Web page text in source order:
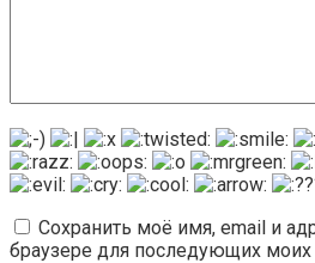
Сохранить моё имя, email и
браузере для последующих